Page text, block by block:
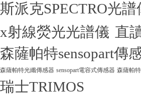
斯派克SPECTRO光譜
x射線熒光光譜儀 直
森薩帕特sensopart傳
森薩帕特光纖傳感器 sensopart電容式傳感器 森薩帕
瑞士TRIMOS